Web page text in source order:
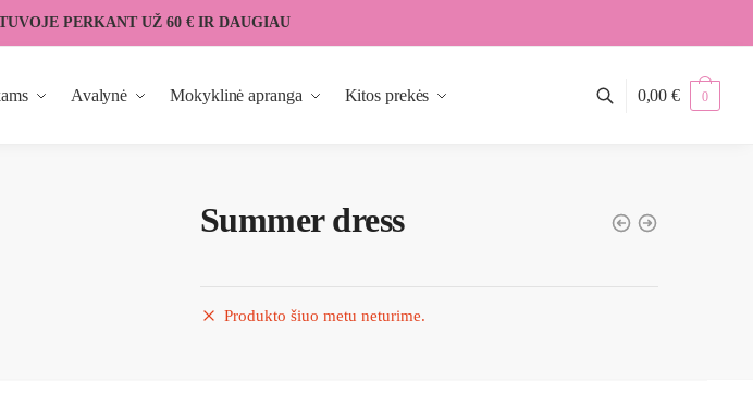
PERKANT UŽ 60 € IR DAUGIAU
Avalynė Mokyklinė apranga Kitos prekės 0,00€ 0
Summer dress
Produkto šiuo metu neturime.